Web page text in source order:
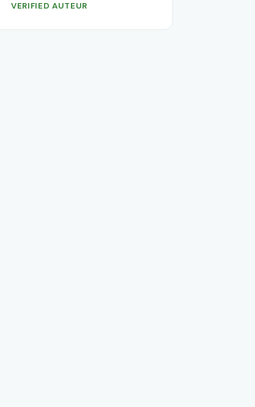
VERIFIED AUTEUR